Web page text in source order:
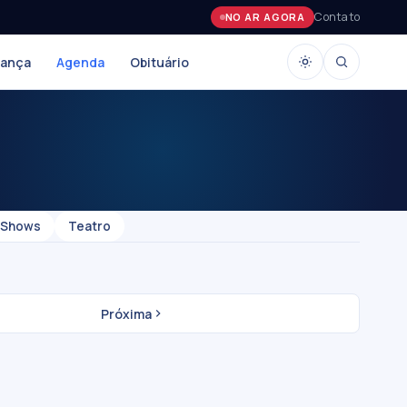
NO AR AGORA Contato
Agenda Obituário
Shows Teatro
Próxima